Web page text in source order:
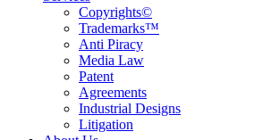
Copyrights©
Trademarks™
Anti Piracy
Media Law
Patent
Agreements
Industrial Designs
Litigation